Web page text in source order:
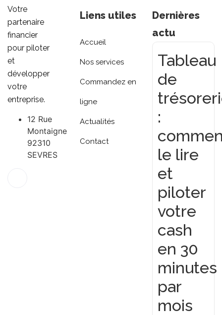
Votre
partenaire
financier
pour piloter
et
développer
votre
entreprise.
12 Rue
Montaigne
92310
SEVRES
Liens utiles
Accueil
Nos services
Commandez en
ligne
Actualités
Contact
Dernières
actu
Tableau
de
:
le lire
et
piloter
votre
cash
en 30
minutes
par
mois